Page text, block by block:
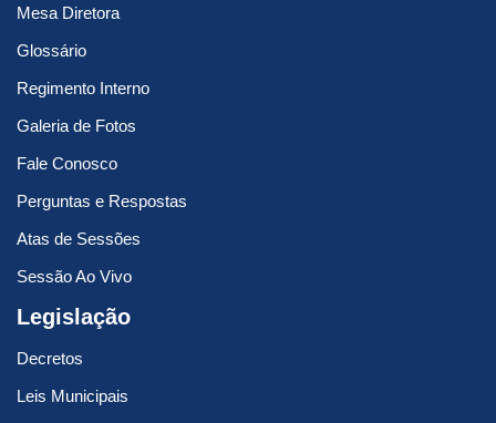
Mesa Diretora
Glossário
Regimento Interno
Galeria de Fotos
Fale Conosco
Perguntas e Respostas
Atas de Sessões
Sessão Ao Vivo
Legislação
Decretos
Leis Municipais